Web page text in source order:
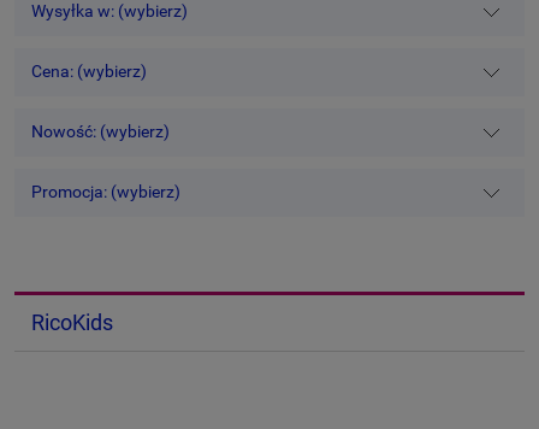
Wysyłka w: (wybierz)
Cena: (wybierz)
Nowość: (wybierz)
Promocja: (wybierz)
RicoKids